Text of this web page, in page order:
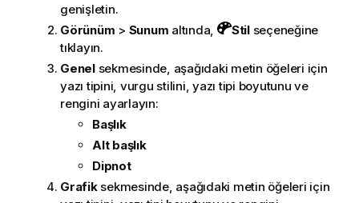
genişletin.
Görünüm > Sunum altında, Stilseçeneğine
tıklayın.
Genelsekmesinde, aşağıdaki metin öğeleri için
yazı tipini, vurgu stilini, yazı tipi boyutunu ve
rengini ayarlayın:
Başlık
Alt başlık
Dipnot
Grafiksekmesinde, aşağıdaki metin öğeleri için